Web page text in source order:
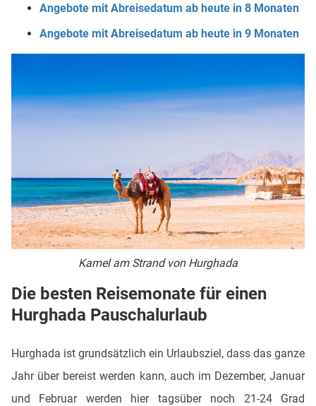
Angebote mit Abreisedatum ab heute in 8 Monaten
Angebote mit Abreisedatum ab heute in 9 Monaten
Kamel am Strand von Hurghada
Die besten Reisemonate für einen
Hurghada Pauschalurlaub
Hurghada ist grundsätzlich ein Urlaubsziel, dass das ganze
Jahr über bereist werden kann, auch im Dezember, Januar
und Februar werden hier tagsüber noch 21-24 Grad